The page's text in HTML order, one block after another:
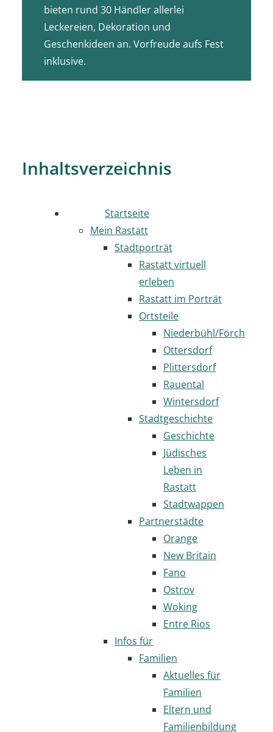
bieten rund 30 Händler allerlei
Leckereien, Dekoration und
Geschenkideen an. Vorfreude aufs Fest
inklusive.
Inhaltsverzeichnis
Startseite
Mein Rastatt
Stadtporträt
Rastatt virtuell
erleben
Rastatt im Porträt
Ortsteile
Niederbühl/Förch
Ottersdorf
Plittersdorf
Rauental
Wintersdorf
Stadtgeschichte
Geschichte
Jüdisches
Leben in
Rastatt
Stadtwappen
Partnerstädte
Orange
New Britain
Fano
Ostrov
Woking
Entre Rios
Infos für
Familien
Aktuelles für
Familien
Eltern und
Familienbildung